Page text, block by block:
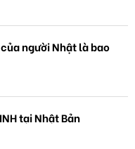
người Nhật là bao
tại Nhật Bản